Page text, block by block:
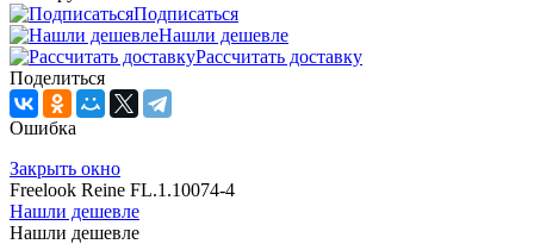
Подписаться
Нашли дешевле
Рассчитать доставку
Поделиться
Ошибка
Закрыть окно
Freelook Reine FL.1.10074-4
Нашли дешевле
Нашли дешевле